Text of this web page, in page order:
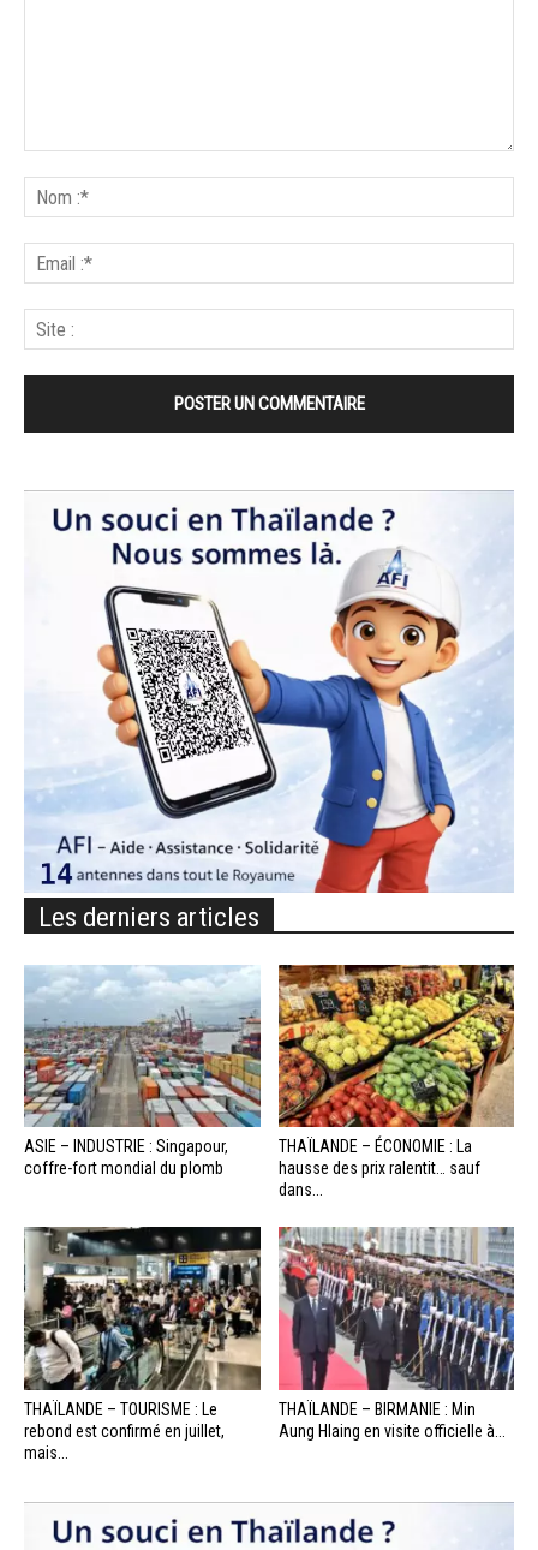
Les derniers articles
ASIE – INDUSTRIE : Singapour,
coffre-fort mondial du plomb
THAÏLANDE – ÉCONOMIE : La
hausse des prix ralentit… sauf
dans...
THAÏLANDE – TOURISME : Le
rebond est confirmé en juillet,
mais...
THAÏLANDE – BIRMANIE : Min
Aung Hlaing en visite officielle à...